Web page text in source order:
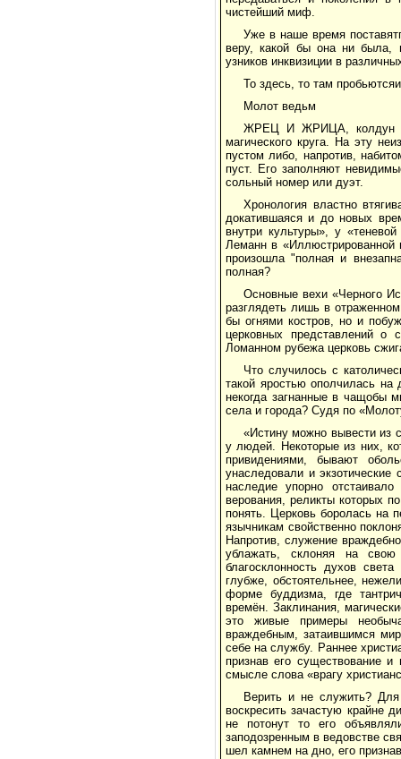
чистейший миф.
Уже в наше время
веру, какой бы она ни была,
узников инквизиции в
То здесь, то там
Молот ведьм
ЖРЕЦ И ЖРИЦА, колдун и
магического круга. На эту
пустом либо, напротив,
пуст. Его заполняют
сольный номер или дуэт.
Хронология властно
докатившаяся и до новых
внутри культуры», у
Леманн в «Иллюстрированной
произошла "полная и
полная?
Основные вехи «Черного
разглядеть лишь в
бы огнями костров, но и
церковных представлений
Ломанном рубежа церковь
Что случилось с
такой яростью ополчилась на
некогда загнанные в чащобы
села и города? Судя по
«Истину можно вывести из
у людей. Некоторые из них,
привидениями, бывают
унаследовали и
наследие упорно
верования, реликты которых
понять. Церковь боролась на
язычникам свойственно
Напротив, служение
ублажать, склоняя на
благосклонность духов
глубже, обстоятельнее,
форме буддизма, где
времён. Заклинания,
это живые примеры
враждебным, затаившимся
себе на службу. Раннее
признав его существование
смысле слова «врагу
Верить и не служить?
воскресить зачастую крайне
не потонут то его
заподозренным в ведовстве
шел камнем на дно, его